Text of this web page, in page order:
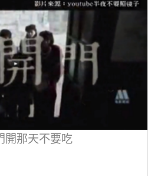
開那天不要吃